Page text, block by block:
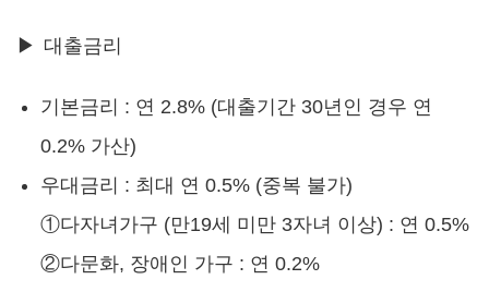
▶ 대출금리
기본금리 : 연 2.8% (대출기간 30년인 경우 연
0.2% 가산)
우대금리 : 최대 연 0.5% (중복 불가)
①다자녀가구 (만19세 미만 3자녀 이상) : 연 0.5%
②다문화, 장애인 가구 : 연 0.2%